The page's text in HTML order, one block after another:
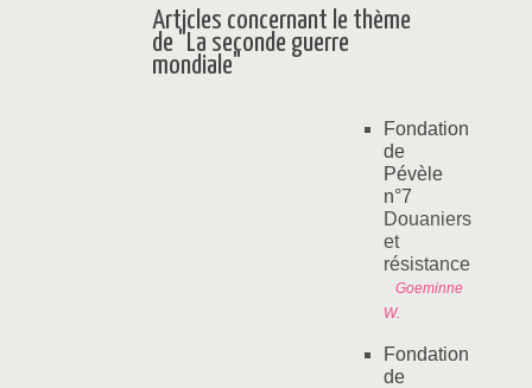
Articles concernant le thème
de "La seconde guerre
mondiale"
Fondation
de
Pévèle
n°7
Douaniers
et
résistance
Goeminne
W.
Fondation
de